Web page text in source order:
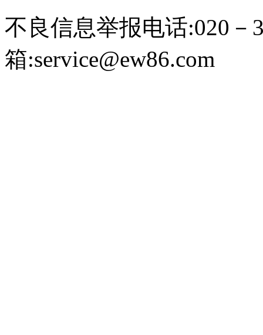
不良信息举报电话:020－
箱:service@ew86.com